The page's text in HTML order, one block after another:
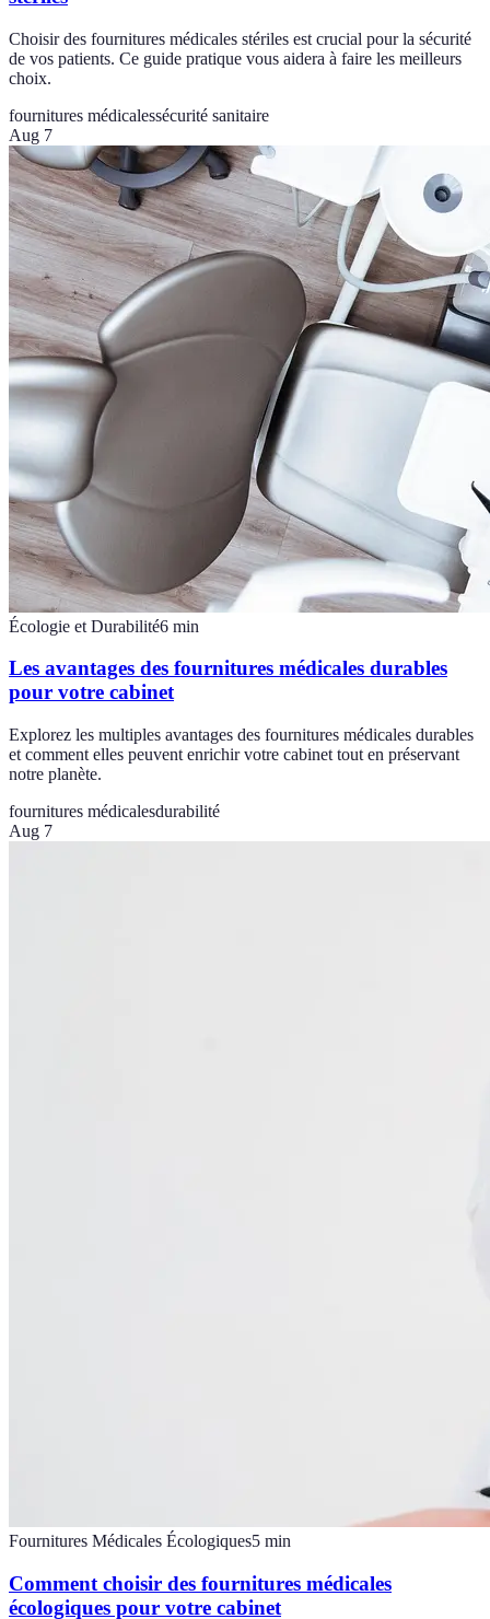
Choisir des fournitures médicales stériles est crucial pour la sécurité
de vos patients. Ce guide pratique vous aidera à faire les meilleurs
choix.
fournitures médicalessécurité sanitaire
Aug 7
Écologie et Durabilité6 min
Les avantages des fournitures médicales durables
pour votre cabinet
Explorez les multiples avantages des fournitures médicales durables
et comment elles peuvent enrichir votre cabinet tout en préservant
notre planète.
fournitures médicalesdurabilité
Aug 7
Fournitures Médicales Écologiques5 min
Comment choisir des fournitures médicales
écologiques pour votre cabinet